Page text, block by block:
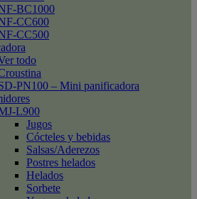
BC1000
CC600
CC500
todo
PN100 – Mini panificadora
L900
Jugos
Cócteles y bebidas
Salsas/Aderezos
Postres helados
Helados
Sorbete